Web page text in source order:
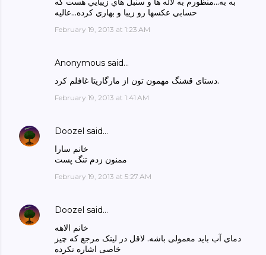
حسابي عكسها رو زيبا و بهاري كرده...عاليه
February 19, 2013 at 1:23 AM
Anonymous said…
دستای قشنگ مهمون تون از مارگاریتا غافلم کرد.
February 19, 2013 at 1:41 AM
Doozel said…
خانم سارا
ممنون زدم تنگ پست
February 19, 2013 at 5:27 AM
Doozel said…
خانم الاهه
دمای آب باید معمولی باشه. لاقل در لینک مرجع که چیز
خاصی اشاره نکرده